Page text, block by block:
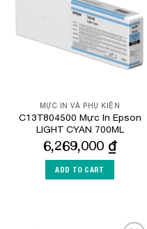
MỰC IN VÀ PHỤ KIỆN
C13T804500 Mực In Epson
LIGHT CYAN 700ML
6,269,000 ₫
ADD TO CART